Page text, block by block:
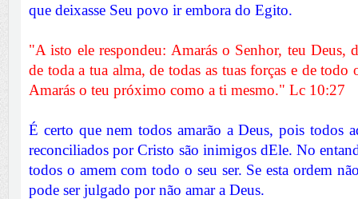
que deixasse Seu povo ir embora do Egito.
"A isto ele respondeu: Amarás o Senhor, teu Deus,
de toda a tua alma, de todas as tuas forças e de todo
Amarás o teu próximo como a ti mesmo." Lc 10:27
É certo que nem todos amarão a Deus, pois todos
reconciliados por Cristo são inimigos dEle. No
todos o amem com todo o seu ser. Se esta ordem
pode ser julgado por não amar a Deus.